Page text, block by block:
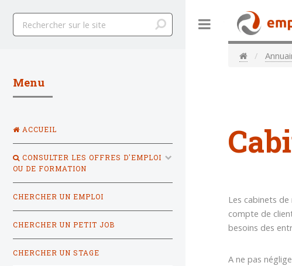
Les cabinets
compte de
besoins des
A ne pas
Menu
ACCUEIL
CONSULTER LES OFFRES D'EMPLOI
OU DE FORMATION
CHERCHER UN EMPLOI
CHERCHER UN PETIT JOB
CHERCHER UN STAGE
Toggle